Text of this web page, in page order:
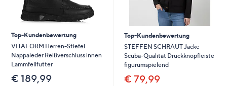
Top-Kundenbewertung
VITAFORM Herren-Stiefel
Nappaleder Reißverschluss innen
Lammfellfutter
€ 189,99
Top-Kundenbewertung
STEFFEN SCHRAUT Jacke
Scuba-Qualität Druckknopfleiste
figurumspielend
€ 79,99